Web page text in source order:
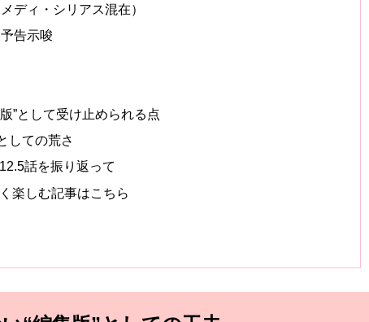
ディ・シリアス混在）
告示唆
”として受け止められる点
しての荒さ
話を振り返って
楽しむ記事はこちら